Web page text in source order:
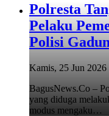
Polresta
Pelaku
Polisi
Kamis, 25 Jun
BagusNews.Co –
yang diduga
modus mengaku…